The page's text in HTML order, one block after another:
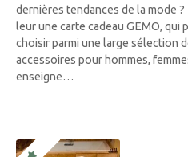
dernières tendances de la mode
leur une carte cadeau GEMO, qui
choisir parmi une large sélection
accessoires pour hommes,
enseigne…